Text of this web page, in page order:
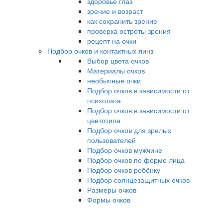
зрение и возраст
как сохранить зрение
проверка остроты зрения
рецепт на очки
Подбор очков и контактных линз
Выбор цвета очков
Материалы очков
необычные очки
Подбор очков в зависимости от
психотипа
Подбор очков в зависимости от
цветотипа
Подбор очков для зрелых
пользователей
Подбор очков мужчине
Подбор очков по форме лица
Подбор очков ребёнку
Подбор солнцезащитных очков
Размеры очков
Формы очков